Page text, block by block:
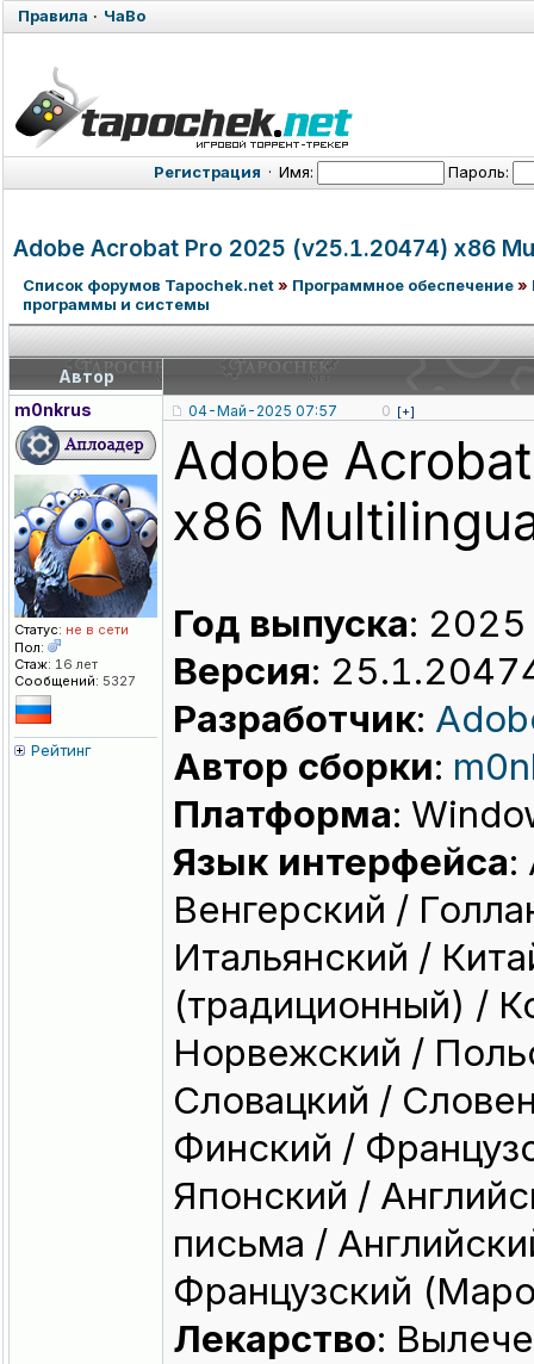
Правила · ЧаВо
Регистрация · Имя: Пароль:
Adobe Acrobat Pro 2025 (v25.1.20474) x86
Список форумов Tapochek.net» Программное обеспечение»
программы и системы
Автор
m0nkrus
Статус: не в сети
Пол:
Стаж: 16 лет
Сообщений: 5327
Рейтинг
04-Май-2025 07:57 0 [+]
Adobe
x86
Год выпуска: 2025
Версия:
Разработчик:
Автор сборки:
Платформа:
Язык интерфейса:
Венгерский /
Итальянский /
(традиционный) /
Норвежский /
Словацкий /
Финский /
Японский /
письма /
Французский
Лекарство: